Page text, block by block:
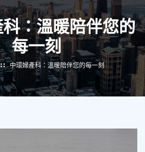
：溫暖陪伴您的
每一刻
中環婦產科：溫暖陪伴您的每一刻